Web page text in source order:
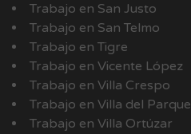
Trabajo en San Justo
Trabajo en San Telmo
Trabajo en Tigre
Trabajo en Vicente López
Trabajo en Villa Crespo
Trabajo en Villa del Parque
Trabajo en Villa Ortúzar